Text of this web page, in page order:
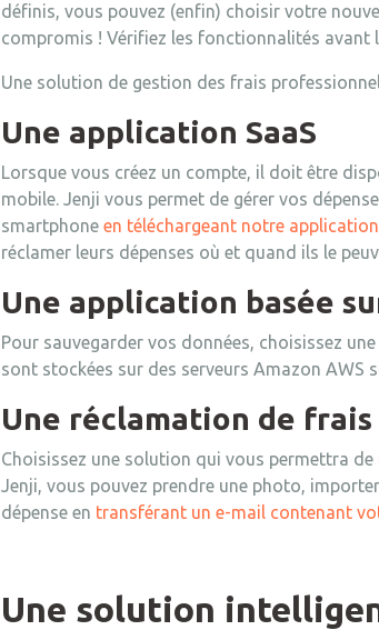
définis, vous pouvez (enfin) choisir votre
compromis ! Vérifiez les fonctionnalités avant
Une solution de gestion des frais
Une application SaaS
Lorsque vous créez un compte, il doit être
mobile. Jenji vous permet de gérer vos
smartphone en téléchargeant notre
réclamer leurs dépenses où et quand ils le
Une application basée
Pour sauvegarder vos données, choisissez
sont stockées sur des serveurs Amazon AWS
Une réclamation de
Choisissez une solution qui vous permettra de
Jenji, vous pouvez prendre une photo,
dépense en transférant un e-mail contenant
Une solution